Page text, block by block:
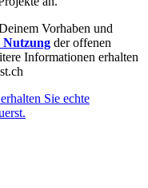
Vorhaben und
der offenen
Informationen erhalten
Sie echte